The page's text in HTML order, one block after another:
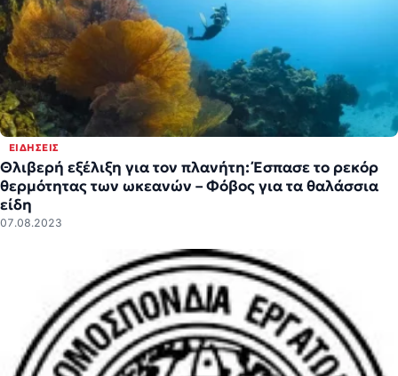
ΕΙΔΉΣΕΙΣ
Θλιβερή εξέλιξη για τον πλανήτη: Έσπασε το ρεκόρ
θερμότητας των ωκεανών – Φόβος για τα θαλάσσια
είδη
07.08.2023